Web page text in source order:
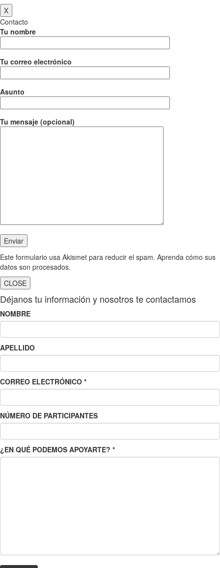
X
Contacto
Tu nombre
Tu correo electrónico
Asunto
Tu mensaje (opcional)
Este formulario usa Akismet para reducir el spam. Aprenda cómo sus
datos son procesados.
CLOSE
Déjanos tu información y nosotros te contactamos
NOMBRE
APELLIDO
CORREO ELECTRÓNICO *
NÚMERO DE PARTICIPANTES
¿EN QUÉ PODEMOS APOYARTE? *